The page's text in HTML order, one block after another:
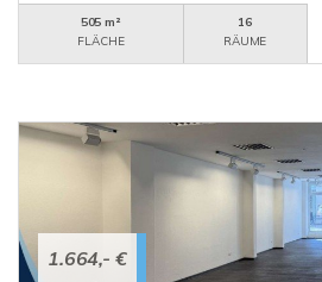
505 m²
FLÄCHE
16
RÄUME
1.664,- €